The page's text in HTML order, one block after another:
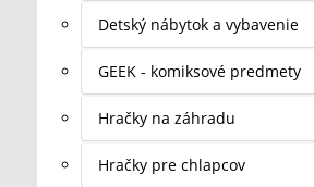
Detský nábytok a vybavenie
GEEK - komiksové predmety
Hračky na záhradu
Hračky pre chlapcov